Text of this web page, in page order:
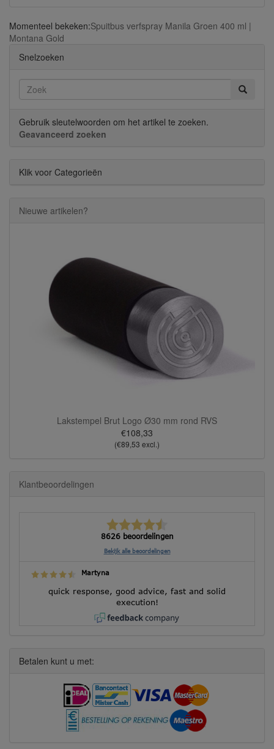
Momenteel bekeken:Spuitbus verfspray Manila Groen 400 ml |
Montana Gold
Snelzoeken
Gebruik sleutelwoorden om het artikel te zoeken.
Geavanceerd zoeken
Klik voor Categorieën
Nieuwe artikelen?
Lakstempel Brut Logo Ø30 mm rond RVS
€108,33
(€89,53 excl.)
Klantbeoordelingen
8626 beoordelingen
Bekijk alle beoordelingen
Martyna
quick response, good advice, fast and solid
execution!
Betalen kunt u met: